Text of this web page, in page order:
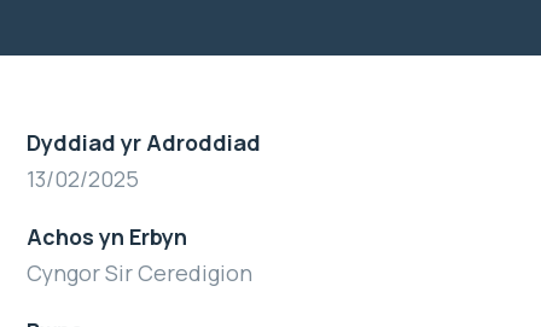
Dyddiad yr Adroddiad
13/02/2025
Achos yn Erbyn
Cyngor Sir Ceredigion